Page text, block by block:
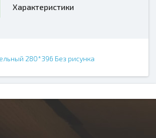
Характеристики
280*396 Без рисунка